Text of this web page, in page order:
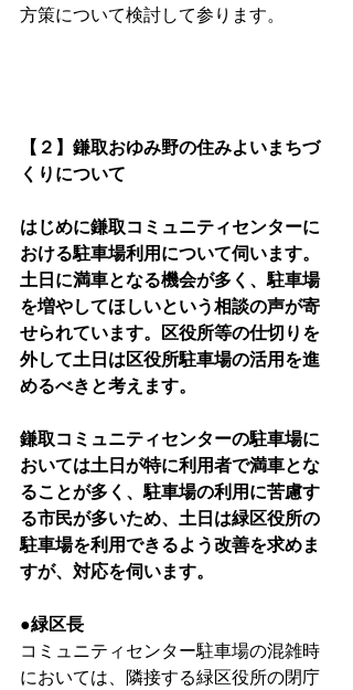
方策について検討して参ります。
【２】鎌取おゆみ野の住みよいまちづ
くりについて
はじめに鎌取コミュニティセンターに
おける駐車場利用について伺います。
土日に満車となる機会が多く、駐車場
を増やしてほしいという相談の声が寄
せられています。区役所等の仕切りを
外して土日は区役所駐車場の活用を進
めるべきと考えます。
鎌取コミュニティセンターの駐車場に
おいては土日が特に利用者で満車とな
ることが多く、駐車場の利用に苦慮す
る市民が多いため、土日は緑区役所の
駐車場を利用できるよう改善を求めま
すが、対応を伺います。
●緑区長
コミュニティセンター駐車場の混雑時
においては、隣接する緑区役所の閉庁